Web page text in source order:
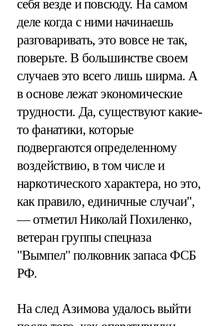
себя везде и повсюду. На самом
деле когда с ними начинаешь
разговаривать, это вовсе не так,
поверьте. В большинстве своем
случаев это всего лишь ширма. А
в основе лежат экономические
трудности. Да, существуют какие-
то фанатики, которые
подвергаются определенному
воздействию, в том числе и
наркотического характера, но это,
как правило, единичные случаи",
— отметил Николай Похиленко,
ветеран группы спецназа
"Вымпел" полковник запаса ФСБ
РФ.
На след Азимова удалось выйти